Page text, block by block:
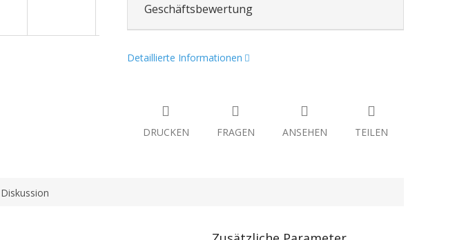
Geschäftsbewertung
Detaillierte Informationen
DRUCKEN FRAGEN ANSEHEN TEILEN
Diskussion